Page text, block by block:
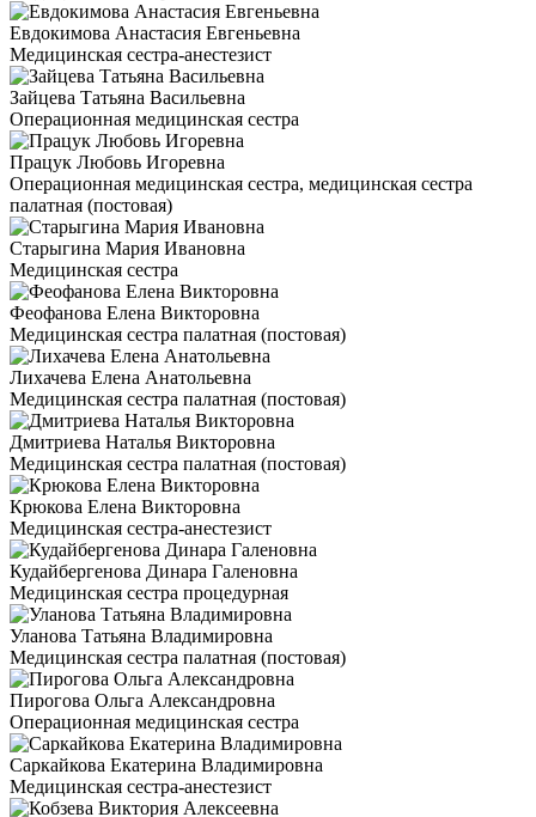
Евдокимова Анастасия Евгеньевна
Медицинская сестра-анестезист
Зайцева Татьяна Васильевна
Операционная медицинская сестра
Працук Любовь Игоревна
Операционная медицинская сестра, медицинская сестра
палатная (постовая)
Старыгина Мария Ивановна
Медицинская сестра
Феофанова Елена Викторовна
Медицинская сестра палатная (постовая)
Лихачева Елена Анатольевна
Медицинская сестра палатная (постовая)
Дмитриева Наталья Викторовна
Медицинская сестра палатная (постовая)
Крюкова Елена Викторовна
Медицинская сестра-анестезист
Кудайбергенова Динара Галеновна
Медицинская сестра процедурная
Уланова Татьяна Владимировна
Медицинская сестра палатная (постовая)
Пирогова Ольга Александровна
Операционная медицинская сестра
Саркайкова Екатерина Владимировна
Медицинская сестра-анестезист